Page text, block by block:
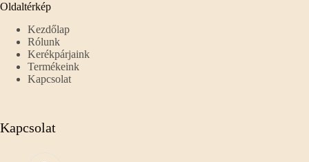
Oldaltérkép
Kezdőlap
Rólunk
Kerékpárjaink
Termékeink
Kapcsolat
Kapcsolat